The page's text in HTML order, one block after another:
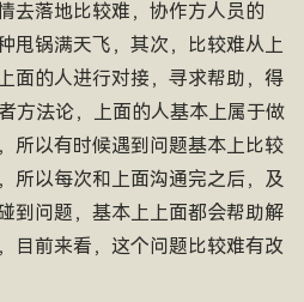
去落地比较难，协作方人员的
甩锅满天飞，其次，比较难从上
面的人进行对接，寻求帮助，得
方法论，上面的人基本上属于做
所以有时候遇到问题基本上比较
所以每次和上面沟通完之后，及
到问题，基本上上面都会帮助解
目前来看，这个问题比较难有改